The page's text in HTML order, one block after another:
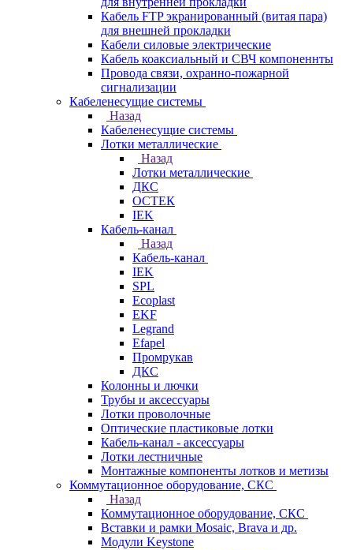
Кабель FTP экранированный (витая пара)
для внешней прокладки
Кабели силовые электрические
Кабель коаксиальный и СВЧ компоненнты
Провода связи, охранно-пожарной
сигнализации
Кабеленесущие системы
Назад
Кабеленесущие системы
Лотки металлические
Назад
Лотки металлические
ДКС
ОСТЕК
IEK
Кабель-канал
Назад
Кабель-канал
IEK
SPL
Ecoplast
EKF
Legrand
Efapel
Промрукав
ДКС
Колонны и лючки
Трубы и аксессуары
Лотки проволочные
Оптические пластиковые лотки
Кабель-канал - аксессуары
Лотки лестничные
Монтажные компоненты лотков и метизы
Коммутационное оборудование, СКС
Назад
Коммутационное оборудование, СКС
Вставки и рамки Mosaic, Brava и др.
Модули Keystone